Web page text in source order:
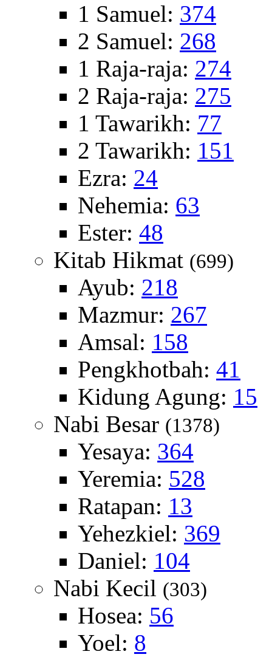
1 Samuel: 374
2 Samuel: 268
1 Raja-raja: 274
2 Raja-raja: 275
1 Tawarikh: 77
2 Tawarikh: 151
Ezra: 24
Nehemia: 63
Ester: 48
Kitab Hikmat (699)
Ayub: 218
Mazmur: 267
Amsal: 158
Pengkhotbah: 41
Kidung Agung: 15
Nabi Besar (1378)
Yesaya: 364
Yeremia: 528
Ratapan: 13
Yehezkiel: 369
Daniel: 104
Nabi Kecil (303)
Hosea: 56
Yoel: 8